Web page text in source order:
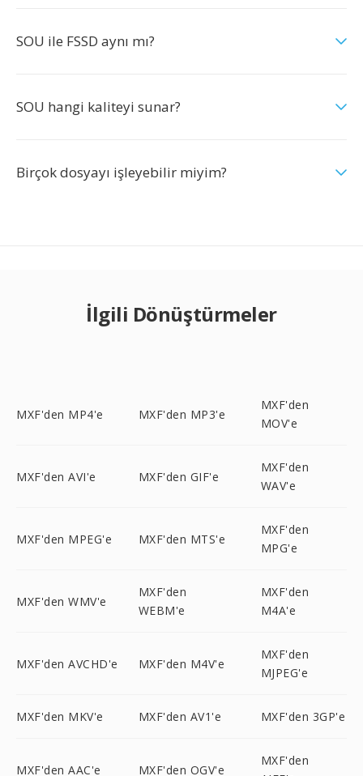
SOU ile FSSD aynı mı?
SOU hangi kaliteyi sunar?
Birçok dosyayı işleyebilir miyim?
İlgili Dönüştürmeler
MXF'den MP4'e MXF'den MP3'e
MXF'den
MOV'e
MXF'den AVI'e MXF'den GIF'e
MXF'den
WAV'e
MXF'den MPEG'e MXF'den MTS'e
MXF'den
MPG'e
MXF'den WMV'e
MXF'den
WEBM'e
MXF'den
M4A'e
MXF'den AVCHD'e MXF'den M4V'e
MXF'den
MJPEG'e
MXF'den MKV'e MXF'den AV1'e MXF'den 3GP'e
MXF'den AAC'e MXF'den OGV'e
MXF'den